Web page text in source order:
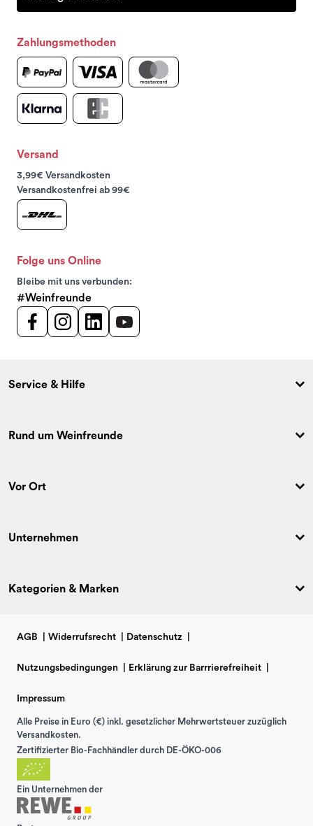
Zahlungsmethoden
Versand
3,99€ Versandkosten
Versandkostenfrei ab 99€
Folge uns Online
Bleibe mit uns verbunden:
#Weinfreunde
Service & Hilfe
Rund um Weinfreunde
Vor Ort
Unternehmen
Kategorien & Marken
AGB Widerrufsrecht Datenschutz
Nutzungsbedingungen Erklärung zur Barrrierefreiheit
Impressum
Alle Preise in Euro (€) inkl. gesetzlicher Mehrwertsteuer zuzüglich
Versandkosten.
Zertifizierter Bio-Fachhändler durch DE-ÖKO-006
Ein Unternehmen der